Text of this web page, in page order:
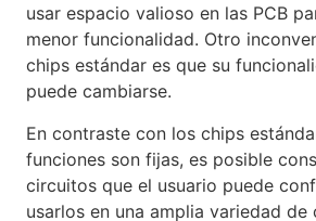
usar espacio valioso en las PCB
menor funcionalidad. Otro
chips estándar es que su
puede cambiarse.
En contraste con los chips
funciones son fijas, es posible
circuitos que el usuario puede
usarlos en una amplia variedad